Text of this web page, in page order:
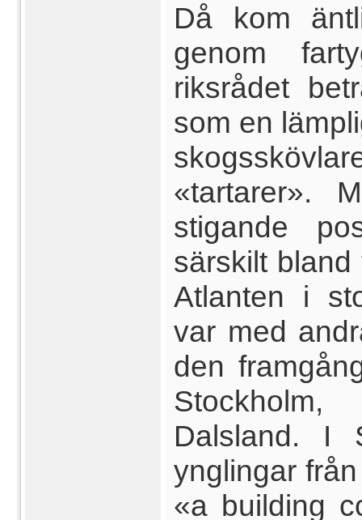
Då kom
genom
riksrådet
som en
«tartarer».
stigande
särskilt
Atlanten i
var med
den
Dalsland. I
ynglingar
«a building